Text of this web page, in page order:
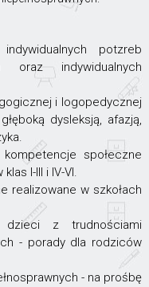
potzreb
oraz indywidualnych
i logopedycznej
dysleksją, afazją,
społeczne
I-III i IV-VI.
realizowane w szkołach
dzieci z trudnościami
- porady dla rodziców
- na prośbę